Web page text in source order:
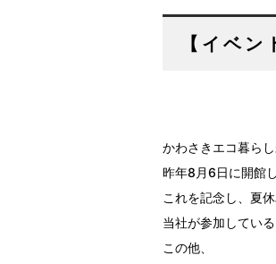
【イベ
かわさきエコ暮らし
昨年8月6日に開館
これを記念し、夏
当社が参加してい
この他、